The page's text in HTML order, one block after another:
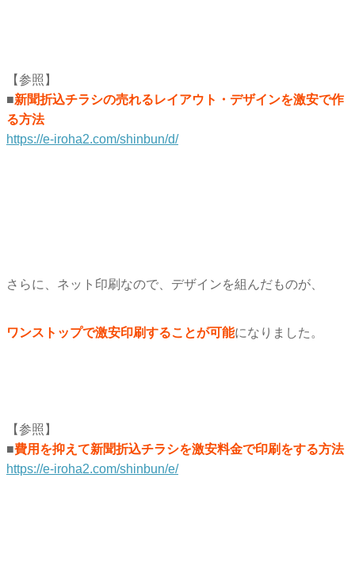
【参照】
■新聞折込チラシの売れるレイアウト・デザインを激安で作
る方法
https://e-iroha2.com/shinbun/d/
さらに、ネット印刷なので、デザインを組んだものが、
ワンストップで激安印刷することが可能になりました。
【参照】
■費用を抑えて新聞折込チラシを激安料金で印刷をする方法
https://e-iroha2.com/shinbun/e/